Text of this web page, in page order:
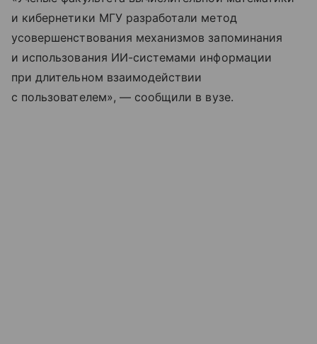
и кибернетики МГУ разработали метод
усовершенствования механизмов запоминания
и использования ИИ-системами информации
при длительном взаимодействии
с пользователем», — сообщили в вузе.